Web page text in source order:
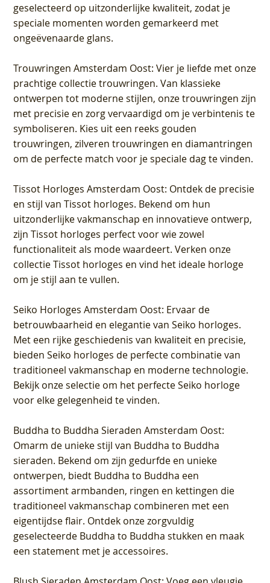
geselecteerd op uitzonderlijke kwaliteit, zodat je
speciale momenten worden gemarkeerd met
ongeëvenaarde glans.
Trouwringen Amsterdam Oost: Vier je liefde met onze
prachtige collectie trouwringen. Van klassieke
ontwerpen tot moderne stijlen, onze trouwringen zijn
met precisie en zorg vervaardigd om je verbintenis te
symboliseren. Kies uit een reeks gouden
trouwringen, zilveren trouwringen en diamantringen
om de perfecte match voor je speciale dag te vinden.
Tissot Horloges Amsterdam Oost: Ontdek de precisie
en stijl van Tissot horloges. Bekend om hun
uitzonderlijke vakmanschap en innovatieve ontwerp,
zijn Tissot horloges perfect voor wie zowel
functionaliteit als mode waardeert. Verken onze
collectie Tissot horloges en vind het ideale horloge
om je stijl aan te vullen.
Seiko Horloges Amsterdam Oost: Ervaar de
betrouwbaarheid en elegantie van Seiko horloges.
Met een rijke geschiedenis van kwaliteit en precisie,
bieden Seiko horloges de perfecte combinatie van
traditioneel vakmanschap en moderne technologie.
Bekijk onze selectie om het perfecte Seiko horloge
voor elke gelegenheid te vinden.
Buddha to Buddha Sieraden Amsterdam Oost:
Omarm de unieke stijl van Buddha to Buddha
sieraden. Bekend om zijn gedurfde en unieke
ontwerpen, biedt Buddha to Buddha een
assortiment armbanden, ringen en kettingen die
traditioneel vakmanschap combineren met een
eigentijdse flair. Ontdek onze zorgvuldig
geselecteerde Buddha to Buddha stukken en maak
een statement met je accessoires.